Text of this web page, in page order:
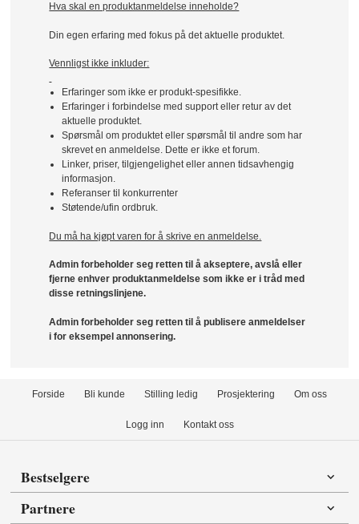
Hva skal en produktanmeldelse inneholde?
Din egen erfaring med fokus på det aktuelle produktet.
Vennligst ikke inkluder:
Erfaringer som ikke er produkt-spesifikke.
Erfaringer i forbindelse med support eller retur av det
aktuelle produktet.
Spørsmål om produktet eller spørsmål til andre som har
skrevet en anmeldelse. Dette er ikke et forum.
Linker, priser, tilgjengelighet eller annen tidsavhengig
informasjon.
Referanser til konkurrenter
Støtende/ufin ordbruk.
Du må ha kjøpt varen for å skrive en anmeldelse.
Admin forbeholder seg retten til å akseptere, avslå eller
fjerne enhver produktanmeldelse som ikke er i tråd med
disse retningslinjene.
Admin forbeholder seg retten til å publisere anmeldelser
i for eksempel annonsering.
Forside Bli kunde Stilling ledig Prosjektering Om oss
Logg inn Kontakt oss
Bestselgere
Partnere